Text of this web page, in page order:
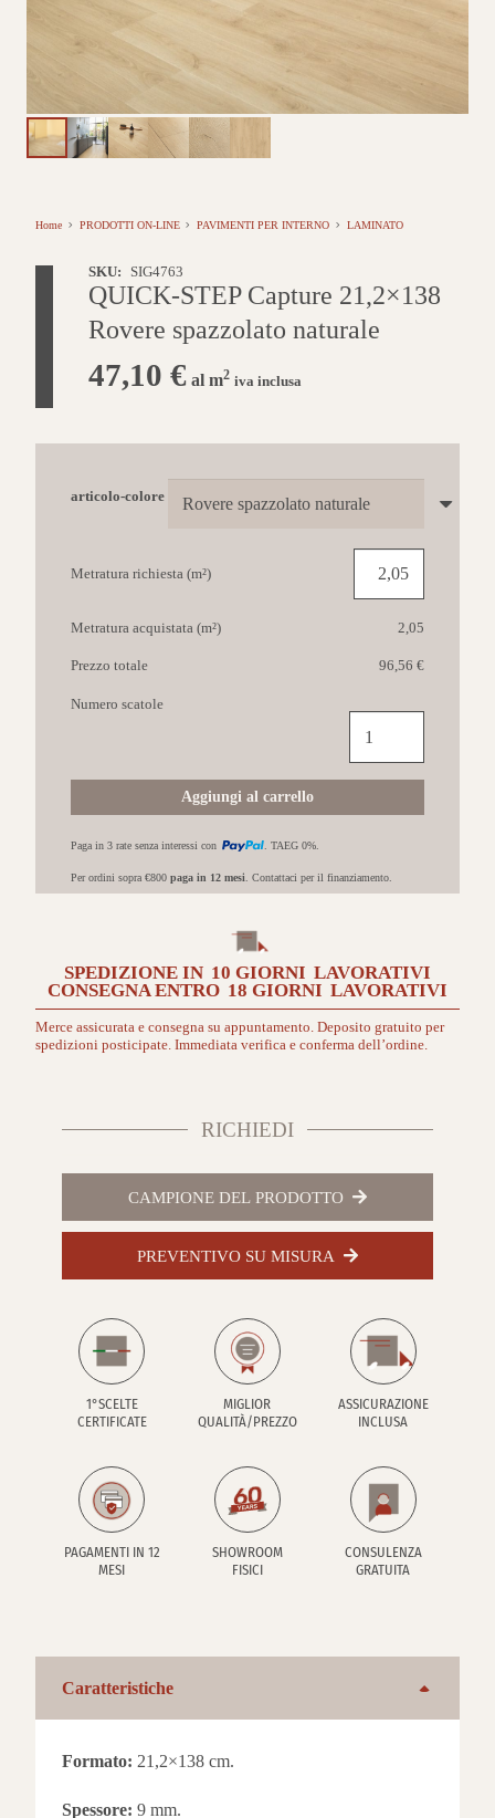
Home PRODOTTI ON-LINE PAVIMENTI PER INTERNO LAMINATO
SKU: SIG4763
QUICK-STEP Capture 21,2×138
Rovere spazzolato naturale
47,10 € al m2 iva inclusa
articolo-colore
Metratura richiesta (m²)
Metratura acquistata (m²) 2,05
Prezzo totale 96,56 €
STEP
Capture
quantità
Aggiungi al carrello
Numero scatole
Paga in 3 rate senza interessi con . TAEG 0%.
Per ordini sopra €800 paga in 12 mesi. Contattaci per il finanziamento.
SPEDIZIONE IN 10 GIORNI LAVORATIVI
CONSEGNA ENTRO 18 GIORNI LAVORATIVI
Merce assicurata e consegna su appuntamento. Deposito gratuito per
spedizioni posticipate. Immediata verifica e conferma dell’ordine.
RICHIEDI
CAMPIONE DEL PRODOTTO
PREVENTIVO SU MISURA
1°SCELTE
CERTIFICATE
MIGLIOR
QUALITÀ/PREZZO
ASSICURAZIONE
INCLUSA
PAGAMENTI IN 12
MESI
SHOWROOM
FISICI
CONSULENZA
GRATUITA
Caratteristiche
Formato: 21,2×138 cm.
Spessore: 9 mm.